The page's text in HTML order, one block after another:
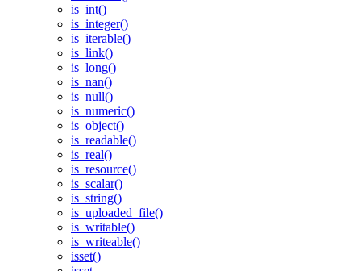
is_int()
is_integer()
is_iterable()
is_link()
is_long()
is_nan()
is_null()
is_numeric()
is_object()
is_readable()
is_real()
is_resource()
is_scalar()
is_string()
is_uploaded_file()
is_writable()
is_writeable()
isset()